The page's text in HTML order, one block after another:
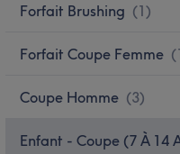
Forfait Brushing (1)
Forfait Coupe Femme (
Coupe Homme (3)
Enfant - Coupe (7 À 14